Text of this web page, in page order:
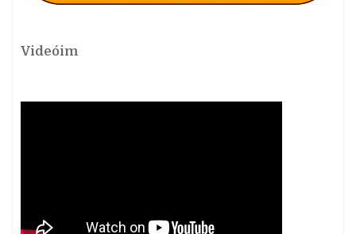
Videóim